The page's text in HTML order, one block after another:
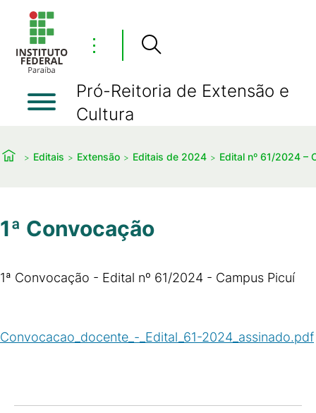
⋮
Pró-Reitoria de Extensão e
Cultura
Editais Extensão Editais de 2024 Edital nº 61/2024 –
1ª Convocação
1ª Convocação - Edital nº 61/2024 - Campus Picuí
Convocacao_docente_-_Edital_61-2024_assinado.pdf